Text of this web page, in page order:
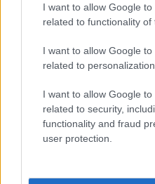
I want to allow Google
related to functionality of
I want to allow Google
related to personalization.
I want to allow Google
related to security,
functionality and fraud
user protection.
Jön